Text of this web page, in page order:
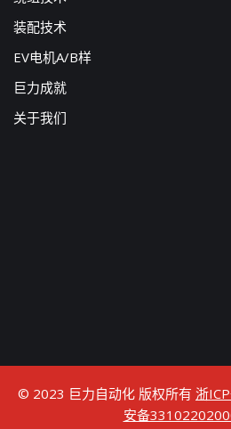
装配技术
EV电机A/B样
巨力成就
关于我们
© 2023 巨力自动化 版权所有 浙
安备